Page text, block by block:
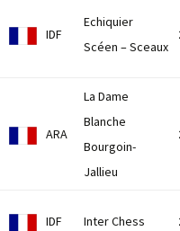
IDF
Echiquier
Scéen – Sceaux
ARA
La Dame
Blanche
Bourgoin-
Jallieu
IDF Inter Chess